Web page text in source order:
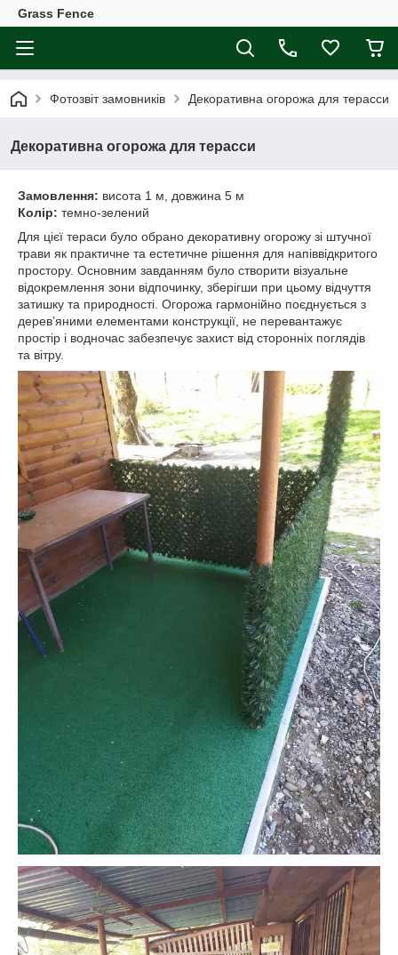
Grass Fence
Фотозвіт замовників Декоративна огорожа для терасси
Декоративна огорожа для терасси
Замовлення: висота 1 м, довжина 5 м
Колір: темно-зелений
Для цієї тераси було обрано декоративну огорожу зі штучної
трави як практичне та естетичне рішення для напіввідкритого
простору. Основним завданням було створити візуальне
відокремлення зони відпочинку, зберігши при цьому відчуття
затишку та природності. Огорожа гармонійно поєднується з
дерев’яними елементами конструкції, не перевантажує
простір і водночас забезпечує захист від сторонніх поглядів
та вітру.